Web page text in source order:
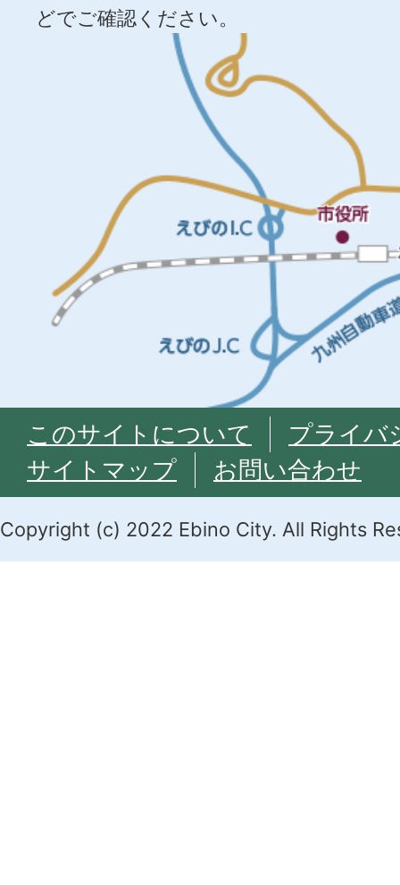
どでご確認ください。
このサイトについて
プライバ
サイトマップ
お問い合わせ
Copyright (c) 2022 Ebino City. All Rights